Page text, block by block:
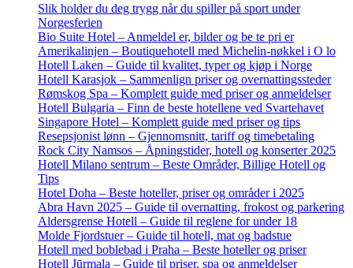
Slik holder du deg trygg når du spiller på sport under
Norgesferien
Bio Suite Hotel – Anmeldel er, bilder og be te pri er
Amerikalinjen – Boutiquehotell med Michelin-nøkkel i O lo
Hotell Laken – Guide til kvalitet, typer og kjøp i Norge
Hotell Karasjok – Sammenlign priser og overnattingssteder
Rømskog Spa – Komplett guide med priser og anmeldelser
Hotell Bulgaria – Finn de beste hotellene ved Svartehavet
Singapore Hotel – Komplett guide med priser og tips
Resepsjonist lønn – Gjennomsnitt, tariff og timebetaling
Rock City Namsos – Åpningstider, hotell og konserter 2025
Hotell Milano sentrum – Beste Områder, Billige Hotell og
Tips
Hotel Doha – Beste hoteller, priser og områder i 2025
Abra Havn 2025 – Guide til overnatting, frokost og parkering
Aldersgrense Hotell – Guide til reglene for under 18
Molde Fjordstuer – Guide til hotell, mat og badstue
Hotell med boblebad i Praha – Beste hoteller og priser
Hotell Jūrmala – Guide til priser, spa og anmeldelser